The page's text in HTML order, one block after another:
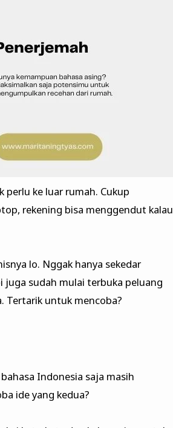
perlu ke luar rumah. Cukup
rekening bisa menggendut kalau
lo. Nggak hanya sekedar
sudah mulai terbuka peluang
Tertarik untuk mencoba?
Indonesia saja masih
ide yang kedua?